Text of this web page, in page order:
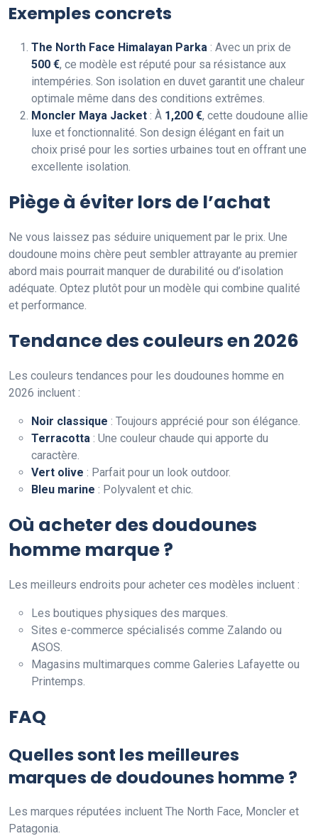
Exemples concrets
The North Face Himalayan Parka : Avec un prix de
500 €, ce modèle est réputé pour sa résistance aux
intempéries. Son isolation en duvet garantit une chaleur
optimale même dans des conditions extrêmes.
Moncler Maya Jacket : À 1,200 €, cette doudoune allie
luxe et fonctionnalité. Son design élégant en fait un
choix prisé pour les sorties urbaines tout en offrant une
excellente isolation.
Piège à éviter lors de l’achat
Ne vous laissez pas séduire uniquement par le prix. Une
doudoune moins chère peut sembler attrayante au premier
abord mais pourrait manquer de durabilité ou d’isolation
adéquate. Optez plutôt pour un modèle qui combine qualité
et performance.
Tendance des couleurs en 2026
Les couleurs tendances pour les doudounes homme en
2026 incluent :
Noir classique : Toujours apprécié pour son élégance.
Terracotta : Une couleur chaude qui apporte du
caractère.
Vert olive : Parfait pour un look outdoor.
Bleu marine : Polyvalent et chic.
Où acheter des doudounes
homme marque ?
Les meilleurs endroits pour acheter ces modèles incluent :
Les boutiques physiques des marques.
Sites e-commerce spécialisés comme Zalando ou
ASOS.
Magasins multimarques comme Galeries Lafayette ou
Printemps.
FAQ
Quelles sont les meilleures
marques de doudounes homme ?
Les marques réputées incluent The North Face, Moncler et
Patagonia.